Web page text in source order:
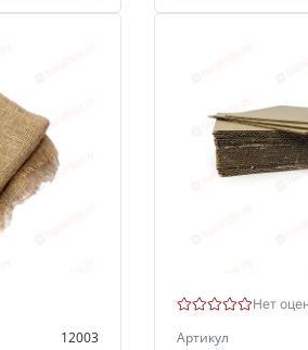
12003
Нет
Артикул